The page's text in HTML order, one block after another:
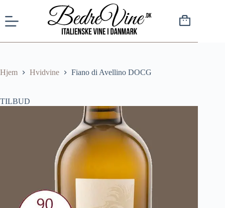
Hjem Hvidvine Fiano di Avellino DOCG
TILBUD